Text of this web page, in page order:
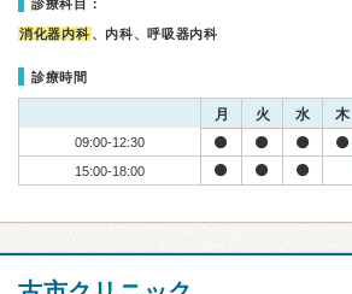
診療科目：
消化器内科 、内科、呼吸器内科
診療時間
月 火 水 木
09:00-12:30
15:00-18:00